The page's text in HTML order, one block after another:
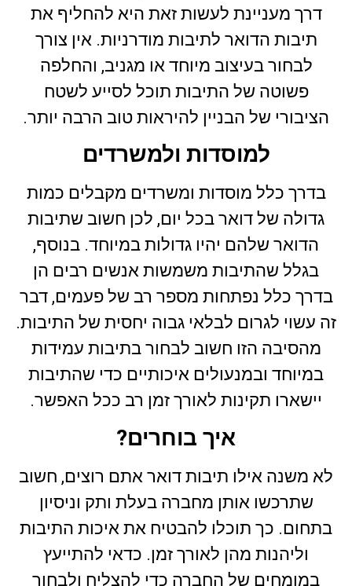
דרך מעניינת לעשות זאת היא להחליף את
תיבות הדואר לתיבות מודרניות. אין צורך
לבחור בעיצוב מיוחד או מגניב, והחלפה
פשוטה של התיבות תוכל לסייע לשטח
הציבורי של הבניין להיראות טוב הרבה יותר.
למוסדות ולמשרדים
בדרך כלל מוסדות ומשרדים מקבלים כמות
גדולה של דואר בכל יום, לכן חשוב שתיבות
הדואר שלהם יהיו גדולות במיוחד. בנוסף,
בגלל שהתיבות משמשות אנשים רבים הן
בדרך כלל נפתחות מספר רב של פעמים, דבר
זה עשוי לגרום לבלאי גבוה יחסית של התיבות.
מהסיבה הזו חשוב לבחור בתיבות עמידות
במיוחד ובמנעולים איכותיים כדי שהתיבות
יישארו תקינות לאורך זמן רב ככל האפשר.
איך בוחרים?
לא משנה אילו תיבות דואר אתם רוצים, חשוב
שתרכשו אותן מחברה בעלת ותק וניסיון
בתחום. כך תוכלו להבטיח את איכות התיבות
וליהנות מהן לאורך זמן. כדאי להתייעץ
במומחים של החברה כדי להצליח ולבחור